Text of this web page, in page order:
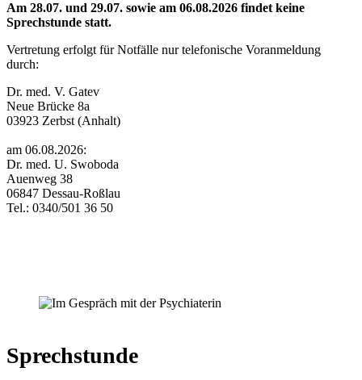
Am 28.07. und 29.07. sowie am 06.08.2026 findet keine
Sprechstunde statt.
Vertretung erfolgt für Notfälle nur telefonische Voranmeldung
durch:
Dr. med. V. Gatev
Neue Brücke 8a
03923 Zerbst (Anhalt)
am 06.08.2026:
Dr. med. U. Swoboda
Auenweg 38
06847 Dessau-Roßlau
Tel.: 0340/501 36 50
Sprechstunde